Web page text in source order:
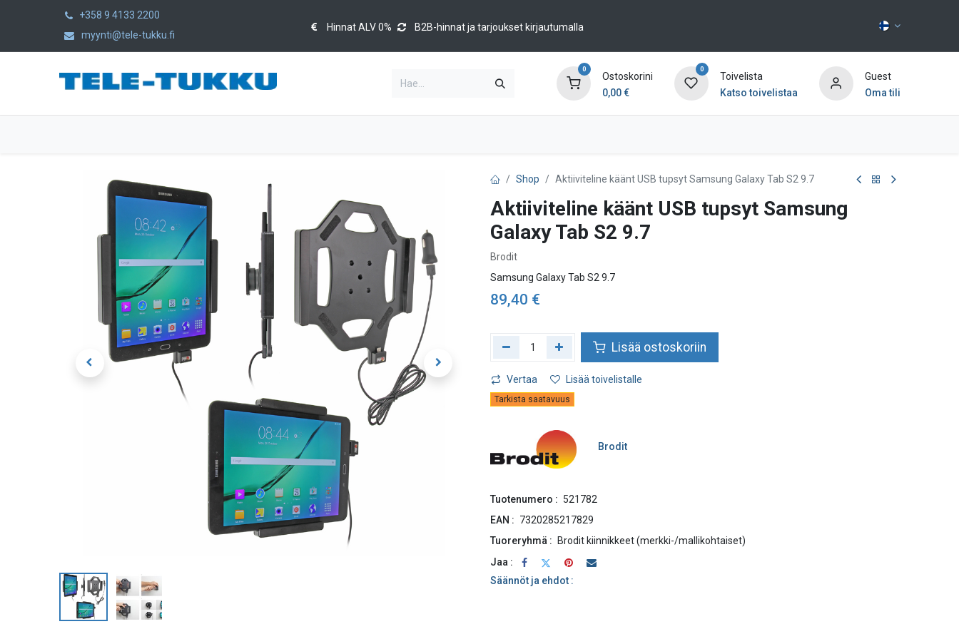
+358 9 4133 2200
myynti@tele-tukku.fi
Hinnat ALV 0% B2B-hinnat ja tarjoukset kirjautumalla
0
Ostoskorini
0,00€
0
Toivelista
Katso toivelistaa
Guest
Oma tili
Shop Aktiiviteline käänt USB tupsyt Samsung Galaxy Tab S2 9.7
Aktiiviteline käänt USB tupsyt Samsung
Galaxy Tab S2 9.7
Brodit
Samsung Galaxy Tab S2 9.7
89,40 €
Lisää ostoskoriin
Vertaa Lisää toivelistalle
Tarkista saatavuus
Brodit
Tuotenumero : 521782
EAN : 7320285217829
Tuoreryhmä :
Brodit kiinnikkeet (merkki-/mallikohtaiset)
Jaa :
Säännöt ja ehdot :